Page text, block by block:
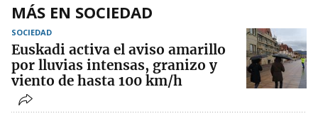
MÁS EN SOCIEDAD
SOCIEDAD
Euskadi activa el aviso amarillo
por lluvias intensas, granizo y
viento de hasta 100 km/h